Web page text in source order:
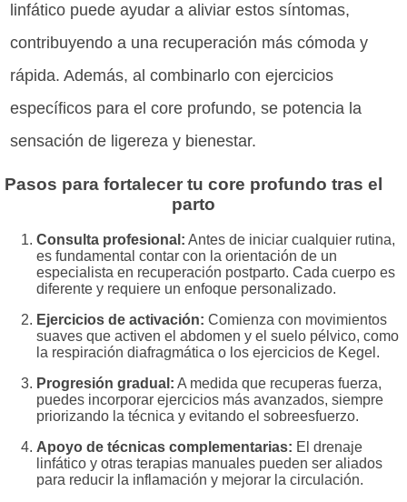
linfático puede ayudar a aliviar estos síntomas,
contribuyendo a una recuperación más cómoda y
rápida. Además, al combinarlo con ejercicios
específicos para el core profundo, se potencia la
sensación de ligereza y bienestar.
Pasos para fortalecer tu core profundo tras el
parto
Consulta profesional: Antes de iniciar cualquier rutina,
es fundamental contar con la orientación de un
especialista en recuperación postparto. Cada cuerpo es
diferente y requiere un enfoque personalizado.
Ejercicios de activación: Comienza con movimientos
suaves que activen el abdomen y el suelo pélvico, como
la respiración diafragmática o los ejercicios de Kegel.
Progresión gradual: A medida que recuperas fuerza,
puedes incorporar ejercicios más avanzados, siempre
priorizando la técnica y evitando el sobreesfuerzo.
Apoyo de técnicas complementarias: El drenaje
linfático y otras terapias manuales pueden ser aliados
para reducir la inflamación y mejorar la circulación.